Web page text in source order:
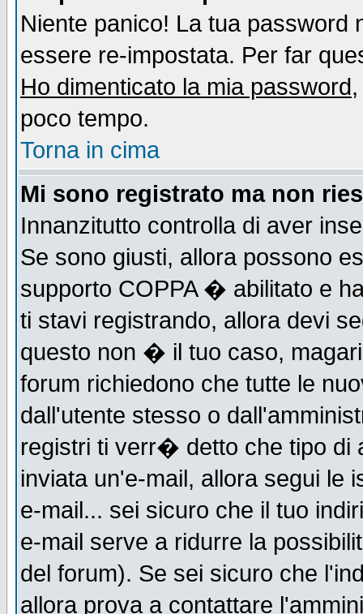
Niente panico! La tua
essere re-impostata. Per far
Ho dimenticato la mia password
poco tempo.
Torna in cima
Mi sono registrato ma non
Innanzitutto controlla di aver
Se sono giusti, allora possono
supporto COPPA � abilitato e
ti stavi registrando, allora devi
questo non � il tuo caso,
forum richiedono che tutte le
dall'utente stesso o
registri ti verr� detto che tipo
inviata un'e-mail, allora segui le
e-mail... sei sicuro che il tuo
e-mail serve a ridurre la
del forum). Se sei sicuro che
allora prova a contattare